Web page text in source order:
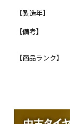
【製造年】
【備考】
【商品ランク】